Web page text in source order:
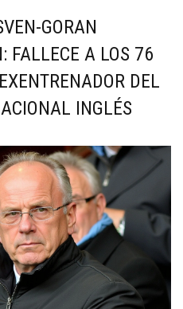
GORAN
FALLECE A LOS 76
DEL
INGLÉS